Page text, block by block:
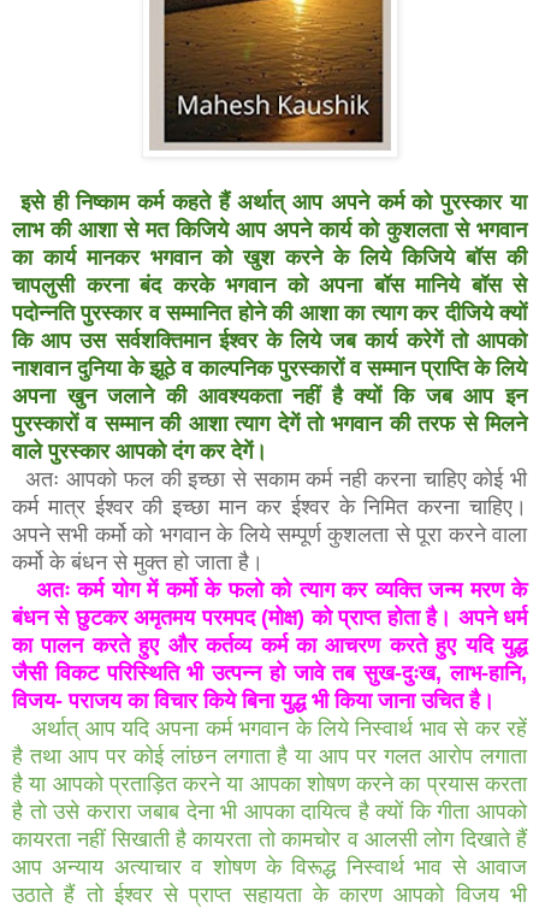
इसे ही निष्काम कर्म कहते हैं अर्थात् आप अपने कर्म को पुरस्कार या
लाभ की आशा से मत किजिये आप अपने कार्य को कुशलता से भगवान
का कार्य मानकर भगवान को खुश करने के लिये किजिये बॉस की
चापलुसी करना बंद करके भगवान को अपना बॉस मानिये बॉस से
पदोन्नति पुरस्कार व सम्मानित होने की आशा का त्याग कर दीजिये क्यों
कि आप उस सर्वशक्तिमान ईश्वर के लिये जब कार्य करेगें तो आपको
नाशवान दुनिया के झूठे व काल्पनिक पुरस्कारों व सम्मान प्राप्ति के लिये
अपना खुन जलाने की आवश्यकता नहीं है क्यों कि जब आप इन
पुरस्कारों व सम्मान की आशा त्याग देगें तो भगवान की तरफ से मिलने
वाले पुरस्कार आपको दंग कर देगें।
अतः आपको फल की इच्छा से सकाम कर्म नही करना चाहिए कोई भी
कर्म मात्र ईश्वर की इच्छा मान कर ईश्वर के निमित करना चाहिए।
अपने सभी कर्मो को भगवान के लिये सम्पूर्ण कुशलता से पूरा करने वाला
कर्मो के बंधन से मुक्त हो जाता है।
अतः कर्म योग में कर्मो के फलो को त्याग कर व्यक्ति जन्म मरण के
बंधन से छुटकर अमृतमय परमपद (मोक्ष) को प्राप्त होता है। अपने धर्म
का पालन करते हुए और कर्तव्य कर्म का आचरण करते हुए यदि युद्ध
जैसी विकट परिस्थिति भी उत्पन्न हो जावे तब सुख-दुःख, लाभ-हानि,
विजय- पराजय का विचार किये बिना युद्ध भी किया जाना उचित है।
अर्थात् आप यदि अपना कर्म भगवान के लिये निस्वार्थ भाव से कर रहें
है तथा आप पर कोई लांछन लगाता है या आप पर गलत आरोप लगाता
है या आपको प्रताड़ित करने या आपका शोषण करने का प्रयास करता
है तो उसे करारा जबाब देना भी आपका दायित्व है क्यों कि गीता आपको
कायरता नहीं सिखाती है कायरता तो कामचोर व आलसी लोग दिखाते हैं
आप अन्याय अत्याचार व शोषण के विरूद्ध निस्वार्थ भाव से आवाज
उठाते हैं तो ईश्वर से प्राप्त सहायता के कारण आपको विजय भी